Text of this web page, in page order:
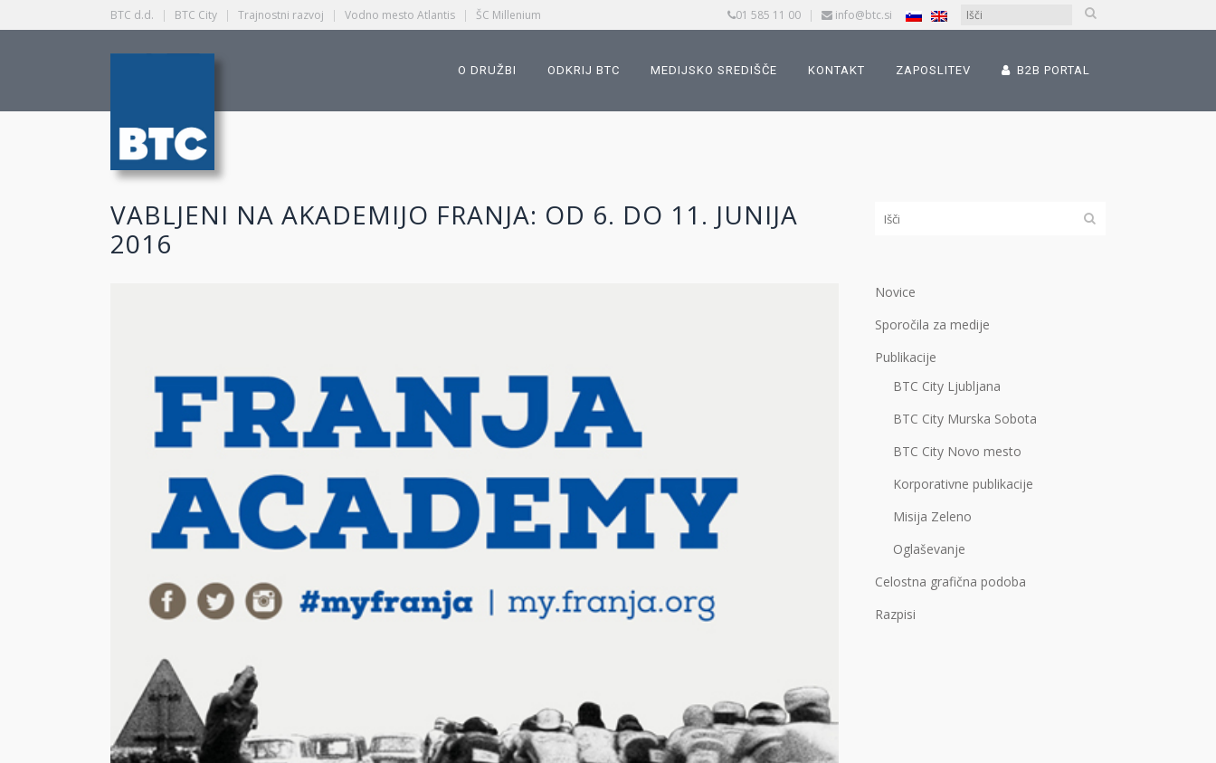
BTC d.d. | BTC City | Trajnostni razvoj | Vodno mesto Atlantis | ŠC Millenium 01 585 11 00 | info@btc.si
O DRUŽBI ODKRIJ BTC MEDIJSKO SREDIŠČE KONTAKT ZAPOSLITEV B2B PORTAL
VABLJENI NA AKADEMIJO FRANJA: OD 6. DO 11. JUNIJA
2016
Novice
Sporočila za medije
Publikacije
BTC City Ljubljana
BTC City Murska Sobota
BTC City Novo mesto
Korporativne publikacije
Misija Zeleno
Oglaševanje
Celostna grafična podoba
Razpisi